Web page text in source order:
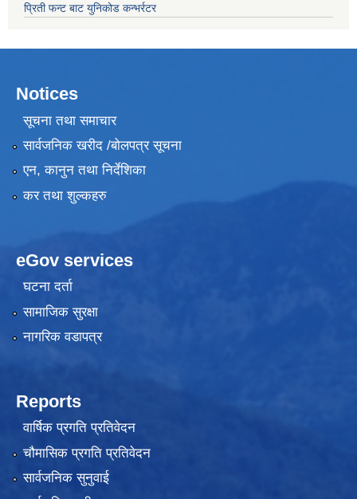
प्रिती फन्ट बाट युनिकोड कन्भर्रटर
Notices
सूचना तथा समाचार
सार्वजनिक खरीद /बोलपत्र सूचना
एन, कानुन तथा निर्देशिका
कर तथा शुल्कहरु
eGov services
घटना दर्ता
सामाजिक सुरक्षा
नागरिक वडापत्र
Reports
वार्षिक प्रगति प्रतिवेदन
चौमासिक प्रगति प्रतिवेदन
सार्वजनिक सुनुवाई